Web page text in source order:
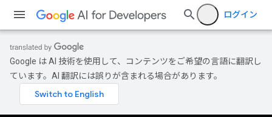
ログイン
Google は AI 技術を使用して、コンテンツをご希望の言語に翻訳し
ています。AI 翻訳には誤りが含まれる場合があります。